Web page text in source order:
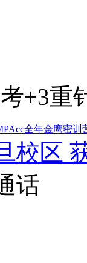
+3重
全年金鹰密训
校区
话